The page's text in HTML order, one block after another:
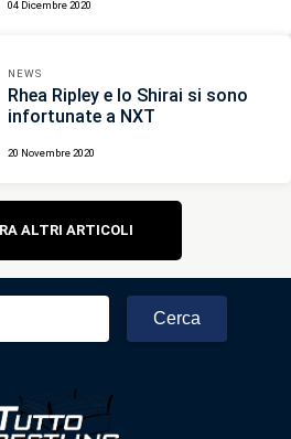
04 Dicembre 2020
NEWS
Rhea Ripley e Io Shirai si sono
infortunate a NXT
20 Novembre 2020
ALTRI ARTICOLI